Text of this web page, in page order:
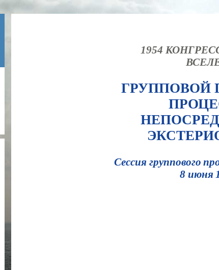
1954
ГРУППОВОЙ
Сессия группового
8 июня